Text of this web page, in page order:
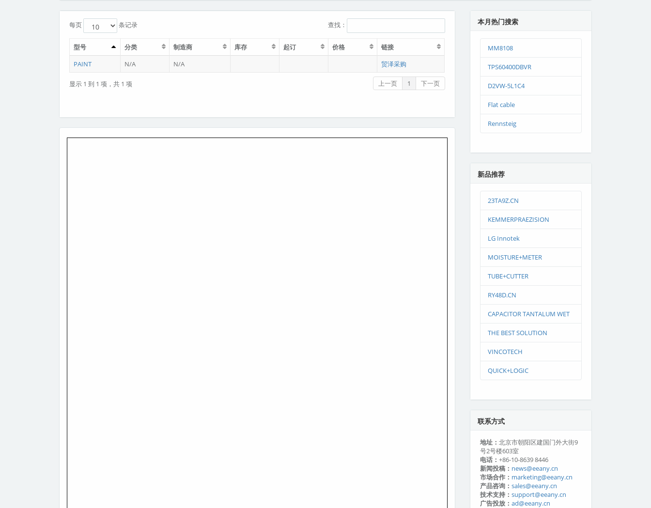
每页 条记录 查找：
型号 分类 制造商 库存 起订 价格
链接
PAINT
N/A N/A 贸泽采购
显示 1 到 1 项，共 1 项 上一页 1 下一页
本月热门搜索
MM8108
TPS60400DBVR
D2VW-5L1C4
Flat cable
Rennsteig
新品推荐
23TA9Z.CN
KEMMERPRAEZISION
LG Innotek
MOISTURE+METER
TUBE+CUTTER
RY48D.CN
CAPACITOR TANTALUM WET
THE BEST SOLUTION
VINCOTECH
QUICK+LOGIC
联系方式
地址： 北京市朝阳区建国门外大街9
号2号楼603室
电话： +86-10-8639 8446
新闻投稿： news@eeany.cn
市场合作： marketing@eeany.cn
产品咨询： sales@eeany.cn
技术支持： support@eeany.cn
广告投放： ad@eeany.cn